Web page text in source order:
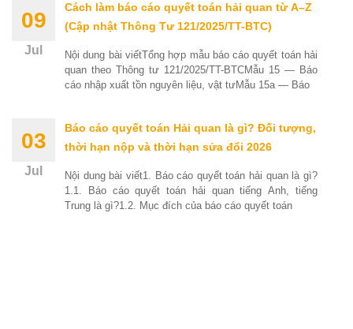
09
Jul
Cách làm báo cáo quyết toán hải quan từ A–Z
(Cập nhật Thông Tư 121/2025/TT-BTC)
Nội dung bài viếtTổng hợp mẫu báo cáo quyết toán hải
quan theo Thông tư 121/2025/TT-BTCMẫu 15 — Báo
cáo nhập xuất tồn nguyên liệu, vật tưMẫu 15a — Báo
03
Jul
Báo cáo quyết toán Hải quan là gì? Đối tượng,
thời hạn nộp và thời hạn sửa đổi 2026
Nội dung bài viết1. Báo cáo quyết toán hải quan là gì?
1.1. Báo cáo quyết toán hải quan tiếng Anh, tiếng
Trung là gì?1.2. Mục đích của báo cáo quyết toán